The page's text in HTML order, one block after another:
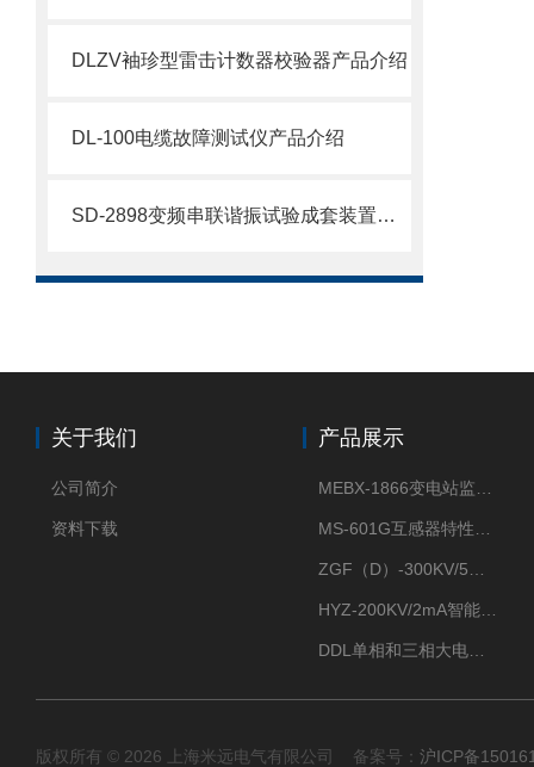
DLZV袖珍型雷击计数器校验器产品介绍
DL-100电缆故障测试仪产品介绍
SD-2898变频串联谐振试验成套装置产品介绍
关于我们
公司简介
资料下载
产品展示
版权所有 © 2026 上海米远电气有限公司 备案号： 沪ICP备